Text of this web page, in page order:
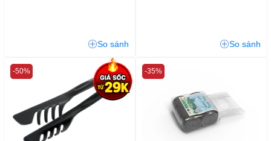
So sánh So sánh
-50% -35%